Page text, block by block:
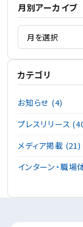
月別アーカイブ
カテゴリ
お知らせ (4)
プレスリリース
メディア掲載 (21)
インターン・職場